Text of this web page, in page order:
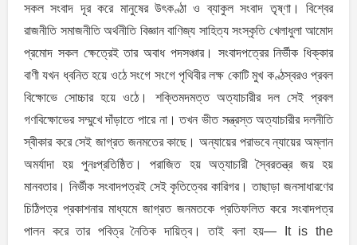
সকল সংবাদ দূর করে মানুষের উৎকণ্ঠা ও ব্যাকুল সংবাদ তৃষ্ণা। বিশ্বের
রাজনীতি সমাজনীতি অর্থনীতি বিজ্ঞান বাণিজ্য সাহিত্য সংস্কৃতি খেলাধুলা আমােদ
প্রমােদ সকল ক্ষেত্রেই তার অবাধ পদসঞ্চার। সংবাদপত্রের নির্ভীক ধিক্কার
বাণী যখন ধ্বনিত হয়ে ওঠে সংগে সংগে পৃথিবীর লক্ষ কোটি মুখ কণ্ঠস্বরও প্রবল
বিক্ষোভে সোচ্চার হয়ে ওঠে। শক্তিমদমত্ত অত্যাচারীর দল সেই প্রবল
গণবিক্ষোভের সম্মুখে দাঁড়াতে পারে না। তখন ভীত সন্ত্রস্ত অত্যাচারীর দলনীতি
স্বীকার করে সেই জাগ্রত জনমতের কাছে। অন্যায়ের পরাভবে ন্যায়ের অম্লান
অমর্যাদা হয় পুনঃপ্রতিষ্ঠিত। পরাজিত হয় অত্যাচারী স্বৈরতন্ত্র জয় হয়
মানবতার। নির্ভীক সংবাদপত্রই সেই কৃতিত্বের কারিগর। তাছাড়া জনসাধারণের
চিঠিপত্র প্রকাশনার মাধ্যমে জাগ্রত জনমতকে প্রতিফলিত করে সংবাদপত্র
পালন করে তার পবিত্র নৈতিক দায়িত্ব। তাই বলা হয়— It is the